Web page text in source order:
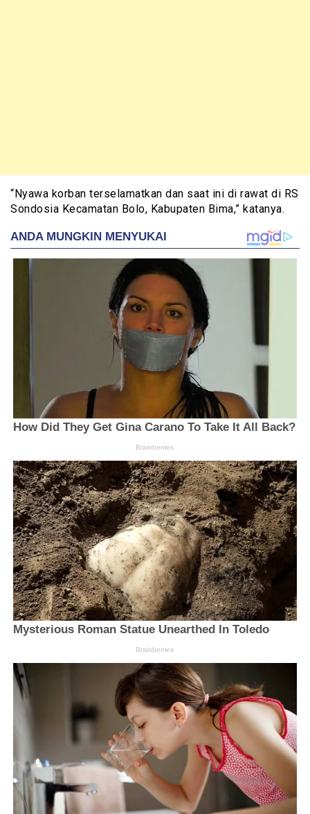
“Nyawa korban terselamatkan dan saat ini di rawat di RS
Sondosia Kecamatan Bolo, Kabupaten Bima,” katanya.